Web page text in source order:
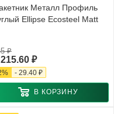
Металл Профиль
Ellipse Ecosteel Matt
215.60 ₽
₽
% - 29.40 ₽
В КОРЗИНУ